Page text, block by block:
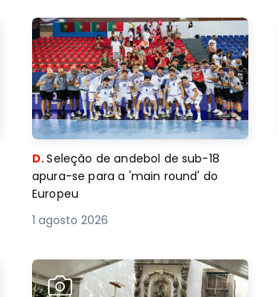
D.Seleção de andebol de sub-18
apura-se para a 'main round' do
Europeu
1 agosto 2026